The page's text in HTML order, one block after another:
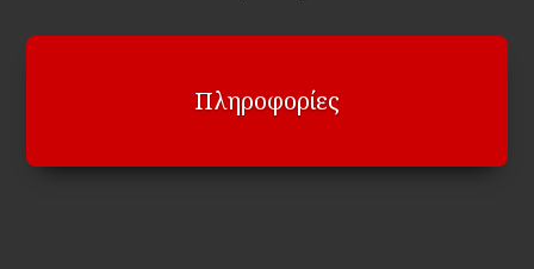
Πληροφορίες